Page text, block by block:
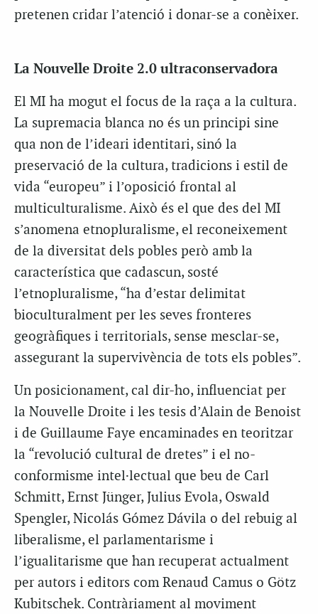
pretenen cridar l’atenció i donar-se a conèixer.
La Nouvelle Droite 2.0 ultraconservadora
El MI ha mogut el focus de la raça a la cultura.
La supremacia blanca no és un principi sine
qua non de l’ideari identitari, sinó la
preservació de la cultura, tradicions i estil de
vida “europeu” i l’oposició frontal al
multiculturalisme. Això és el que des del MI
s’anomena etnopluralisme, el reconeixement
de la diversitat dels pobles però amb la
característica que cadascun, sosté
l’etnopluralisme, “ha d’estar delimitat
bioculturalment per les seves fronteres
geogràfiques i territorials, sense mesclar-se,
assegurant la supervivència de tots els pobles”.
Un posicionament, cal dir-ho, influenciat per
la Nouvelle Droite i les tesis d’Alain de Benoist
i de Guillaume Faye encaminades en teoritzar
la “revolució cultural de dretes” i el no-
conformisme intel·lectual que beu de Carl
Schmitt, Ernst Jünger, Julius Evola, Oswald
Spengler, Nicolás Gómez Dávila o del rebuig al
liberalisme, el parlamentarisme i
l’igualitarisme que han recuperat actualment
per autors i editors com Renaud Camus o Götz
Kubitschek. Contràriament al moviment